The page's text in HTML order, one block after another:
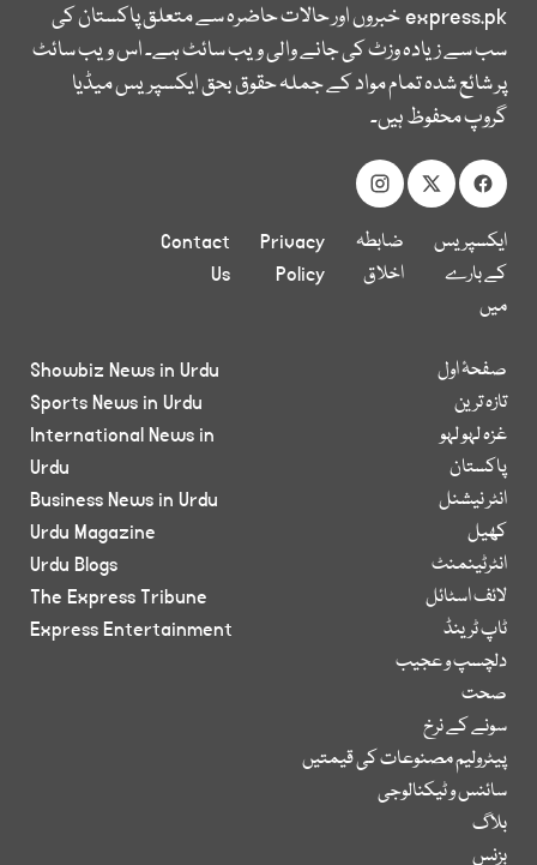
express.pkخبروں اور حالات حاضرہ سے متعلق پاکستان کی
سب سے زیادہ وزٹ کی جانے والی ویب سائٹ ہے۔ اس ویب سائٹ
پر شائع شدہ تمام مواد کے جملہ حقوق بحق ایکسپریس میڈیا
گروپ محفوظ ہیں۔
ایکسپریس
کے بارے
میں
ضابطہ
اخلاق
Privacy
Policy
Contact
Us
صفحۂ اول
تازہ ترین
غزہ لہو لہو
پاکستان
انٹر نیشنل
کھیل
انٹرٹینمنٹ
لائف اسٹائل
ٹاپ ٹرینڈ
دلچسپ و عجیب
صحت
سونے کے نرخ
پیٹرولیم مصنوعات کی قیمتیں
سائنس و ٹیکنالوجی
بلاگ
بزنس
Showbiz News in Urdu
Sports News in Urdu
International News in
Urdu
Business News in Urdu
Urdu Magazine
Urdu Blogs
The Express Tribune
Express Entertainment